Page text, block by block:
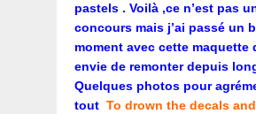
pastels . Voilà ,ce n’est pas
concours mais j’ai passé un
moment avec cette maquette
envie de remonter depuis
Quelques photos pour
tout To drown the decals